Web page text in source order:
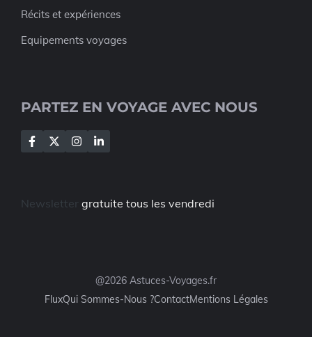
Récits et expériences
Equipements voyages
PARTEZ EN VOYAGE AVEC NOUS
Newsletter gratuite tous les vendredi
@2026 Astuces-Voyages.fr
FluxQui Sommes-Nous ?ContactMentions Légales